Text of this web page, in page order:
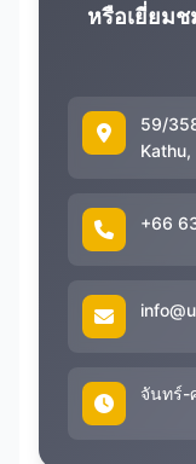
หรือเยี่ยมช
59/
+66
จันทร์-